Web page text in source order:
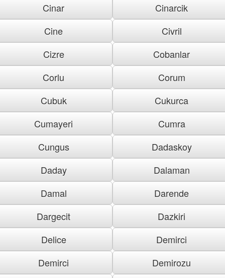
Cinar
Cinarcik
Cine
Civril
Cizre
Cobanlar
Corlu
Corum
Cubuk
Cukurca
Cumayeri
Cumra
Cungus
Dadaskoy
Daday
Dalaman
Damal
Darende
Dargecit
Dazkiri
Delice
Demirci
Demirci
Demirozu